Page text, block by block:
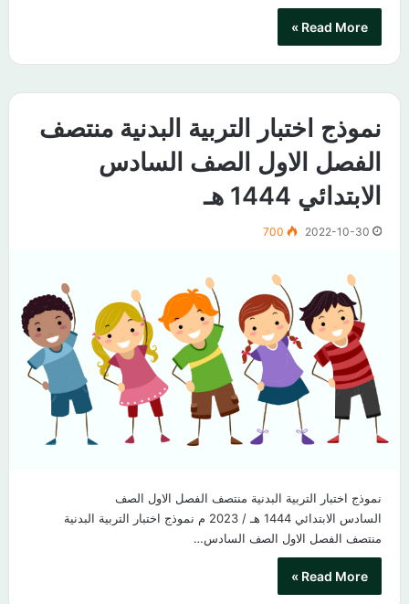
Read More »
نموذج اختبار التربية البدنية منتصف
الفصل الاول الصف السادس
الابتدائي 1444 هـ
2022-10-30
700
نموذج اختبار التربية البدنية منتصف الفصل الاول الصف
السادس الابتدائي 1444 هـ / 2023 م نموذج اختبار التربية البدنية
منتصف الفصل الاول الصف السادس…
Read More »